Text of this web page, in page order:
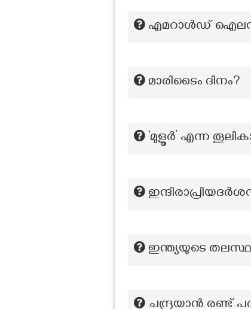
എമറാൾഡ്
മാരിടൈം ദിനം?
‘മുളൂർ’ എന്ന
ഇന്ത്യയുടെ
ചന്ദ്രയാൻ രണ്ട്